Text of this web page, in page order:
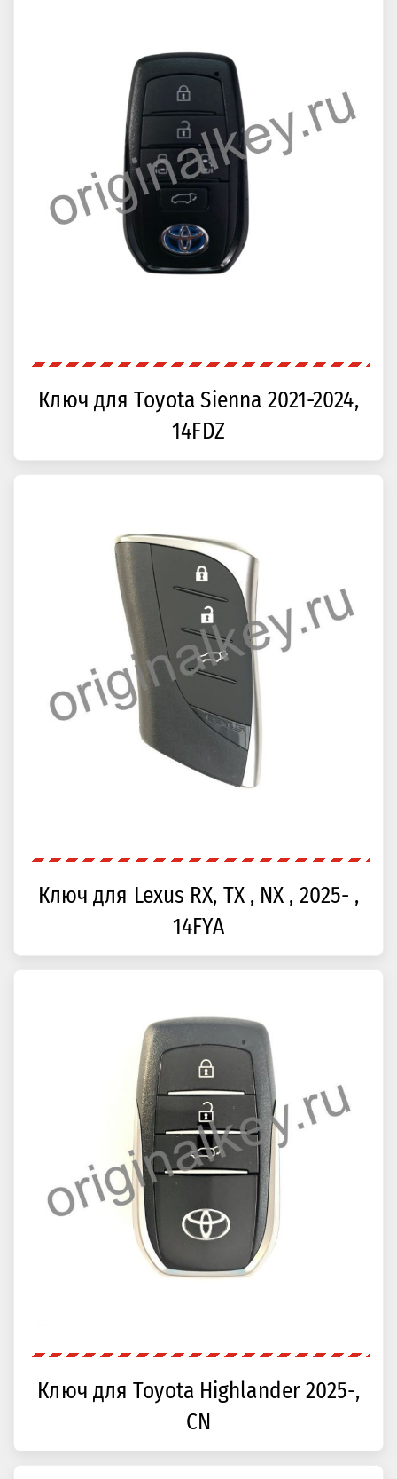
Ключ для Toyota Sienna 2021-2024,
14FDZ
Ключ для Lexus RX, TX , NX , 2025- ,
14FYA
Ключ для Toyota Highlander 2025-,
CN